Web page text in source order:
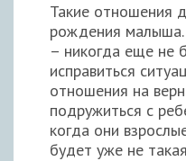
Такие отношения
рождения
– никогда еще не
исправиться
отношения на
подружиться с
когда они
будет уже не